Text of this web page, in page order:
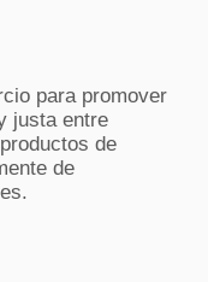
para promover
justa entre
de
de